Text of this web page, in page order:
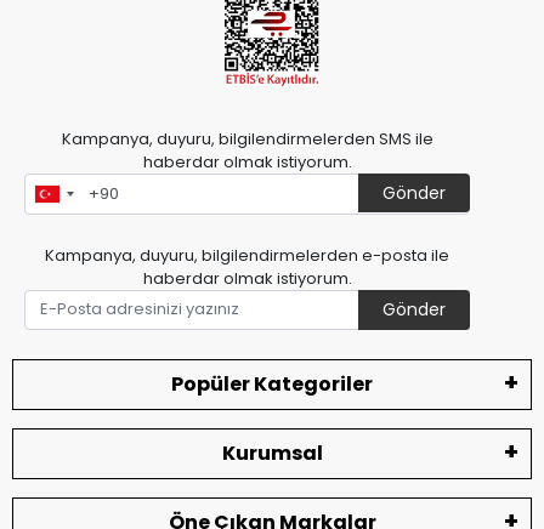
Kampanya, duyuru, bilgilendirmelerden SMS ile
haberdar olmak istiyorum.
Gönder
Kampanya, duyuru, bilgilendirmelerden e-posta ile
haberdar olmak istiyorum.
Gönder
Popüler Kategoriler
Kurumsal
Öne Çıkan Markalar